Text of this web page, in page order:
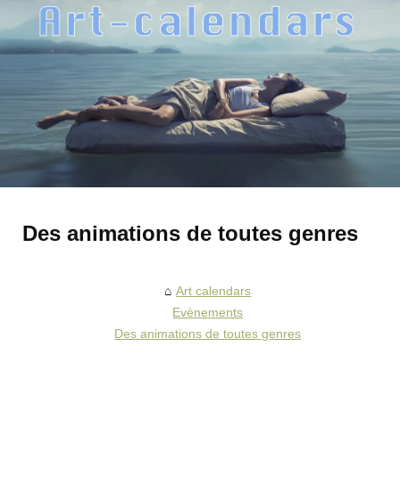
Des animations de toutes genres
Art calendars
Evènements
Des animations de toutes genres